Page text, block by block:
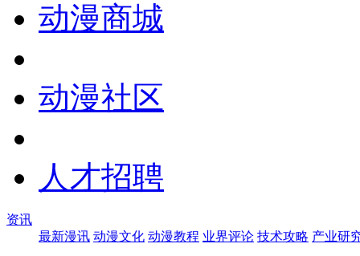
动漫商城
动漫社区
人才招聘
资讯
最新漫讯 动漫文化 动漫教程 业界评论 技术攻略 产业研